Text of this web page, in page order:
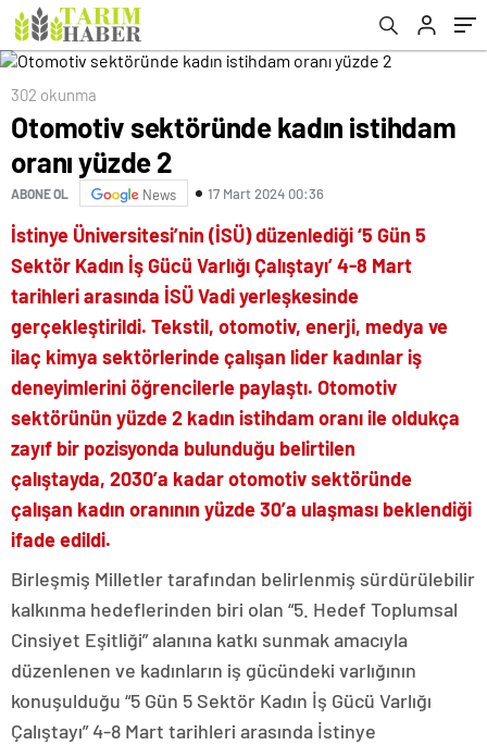
302 okunma
Otomotiv sektöründe kadın istihdam
oranı yüzde 2
ABONE OL News 17 Mart 2024 00:36
İstinye Üniversitesi’nin (İSÜ) düzenlediği ‘5 Gün 5
Sektör Kadın İş Gücü Varlığı Çalıştayı’ 4-8 Mart
tarihleri arasında İSÜ Vadi yerleşkesinde
gerçekleştirildi. Tekstil, otomotiv, enerji, medya ve
ilaç kimya sektörlerinde çalışan lider kadınlar iş
deneyimlerini öğrencilerle paylaştı. Otomotiv
sektörünün yüzde 2 kadın istihdam oranı ile oldukça
zayıf bir pozisyonda bulunduğu belirtilen
çalıştayda, 2030’a kadar otomotiv sektöründe
çalışan kadın oranının yüzde 30’a ulaşması beklendiği
ifade edildi.
Birleşmiş Milletler tarafından belirlenmiş sürdürülebilir
kalkınma hedeflerinden biri olan “5. Hedef Toplumsal
Cinsiyet Eşitliği” alanına katkı sunmak amacıyla
düzenlenen ve kadınların iş gücündeki varlığının
konuşulduğu “5 Gün 5 Sektör Kadın İş Gücü Varlığı
Çalıştayı” 4-8 Mart tarihleri arasında İstinye